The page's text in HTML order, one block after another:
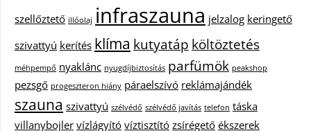
szellőztető illóolaj infraszauna jelzalog keringető
szivattyú kerítés klíma kutyatáp költöztetés
méhpempő nyaklánc nyugdíjbiztosítás parfümök peakshop
pezsgő progeszteron hiány páraelszívó reklámajándék
szauna szivattyú szélvédő szélvédő javítás telefon táska
villanybojler vízlágyító víztisztító zsírégető ékszerek